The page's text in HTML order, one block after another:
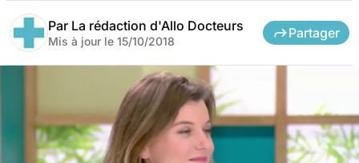
Par La rédaction d'Allo Docteurs
Mis à jour le 15/10/2018
Partager